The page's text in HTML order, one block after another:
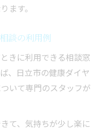
ます。
談の利用例
きに利用できる相談窓
、日立市の健康ダイヤ
いて専門のスタッフが
て、気持ちが少し楽に